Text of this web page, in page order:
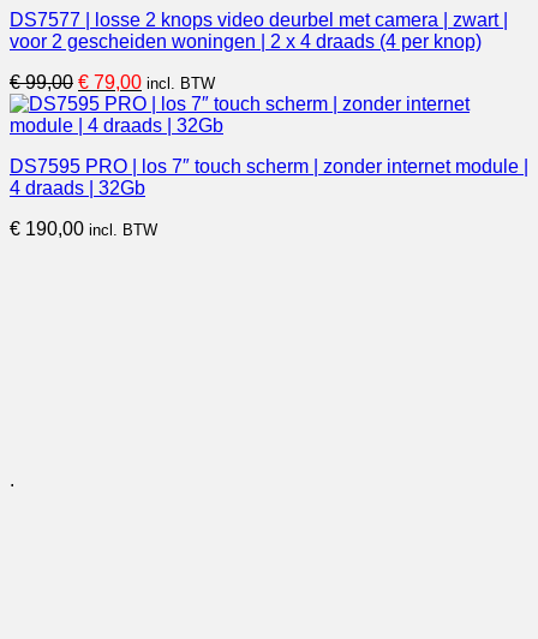
DS7577 | losse 2 knops video deurbel met camera | zwart |
voor 2 gescheiden woningen | 2 x 4 draads (4 per knop)
€99,00 Oorspronkelijke
prijs
was:
€ 79,00Huidige
prijs
is:
incl. BTW
DS7595 PRO | los 7″ touch scherm | zonder internet module |
4 draads | 32Gb
€ 190,00 incl. BTW
.